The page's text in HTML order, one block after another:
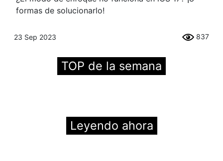
formas de solucionarlo!
23 Sep 2023 837
TOP de la semana
Leyendo ahora